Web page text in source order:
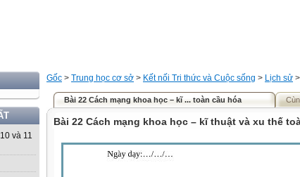
và 11
Gốc > Trung học cơ sở > Kết nối Tri thức và Cuộc sống > Lịch sử >
Bài 22 Cách mạng khoa học – kĩ ... toàn cầu hóa
Bài 22 Cách mạng khoa học – kĩ thuật và xu thế